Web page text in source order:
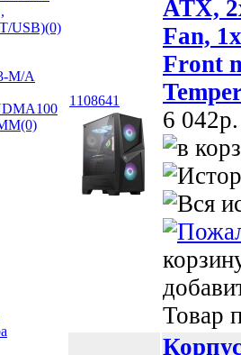
USB)(0)
M/A
1108641
ATX,
Fan,
Front
6 042p.
Товар